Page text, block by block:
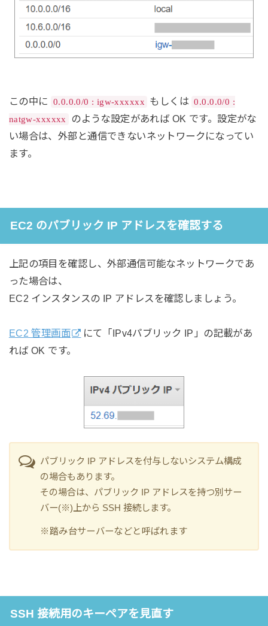
この中に 0.0.0.0/0 : igw-xxxxxx もしくは 0.0.0.0/0 :
natgw-xxxxxx
のような設定があれば OK です。設定がな
い場合は、外部と通信できないネットワークになってい
ます。
EC2 のパブリック IP アドレスを確認する
上記の項目を確認し、外部通信可能なネットワークであ
った場合は、
EC2 インスタンスの IP アドレスを確認しましょう。
EC2 管理画面
にて「IPv4パブリック IP」の記載があ
れば OK です。
パブリック IP アドレスを付与しないシステム構成
の場合もあります。
その場合は、パブリック IP アドレスを持つ別サー
バー(※)上から SSH 接続します。
※踏み台サーバーなどと呼ばれます
SSH 接続用のキーペアを見直す